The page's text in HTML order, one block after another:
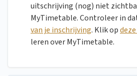
uitschrijving (nog) niet
MyTimetable. Controleer in
van je inschrijving. Klik op
leren over MyTimetable.